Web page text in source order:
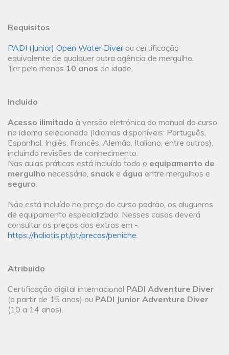
Requisitos
PADI (Junior) Open Water Diverou certificação
equivalente de qualquer outra agência de mergulho.
Ter pelo menos 10 anos de idade.
Incluido
Acesso ilimitado à versão eletrónica do manual do curso
no idioma selecionado (Idiomas disponíveis: Português,
Espanhol, Inglês, Francês, Alemão, Italiano, entre outros),
incluindo revisões de conhecimento.
Nas aulas práticas está incluído todo o equipamento de
mergulho necessário, snack e água entre mergulhos e
seguro.
Não está incluído no preço do curso padrão, os alugueres
de equipamento especializado. Nesses casos deverá
consultar os preços dos extras em -
https://haliotis.pt/pt/precos/peniche.
Atribuido
Certificação digital internacional PADI Adventure Diver
(a partir de 15 anos) ou PADI Junior Adventure Diver
(10 a 14 anos).